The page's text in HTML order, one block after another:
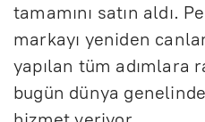
tamamını satın aldı.
markayı yeniden
yapılan tüm adımlara
bugün dünya